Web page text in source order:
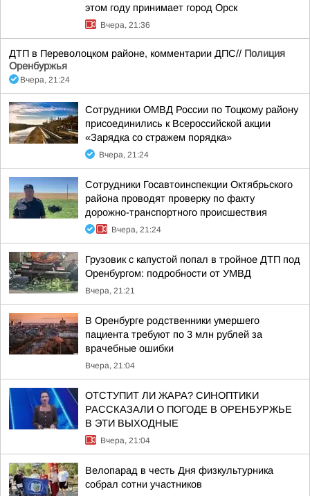
этом году принимает город Орск
Вчера, 21:36
ДТП в Переволоцком районе, комментарии ДПС// Полиция
Оренбуржья
Вчера, 21:24
Сотрудники ОМВД России по Тоцкому району
присоединились к Всероссийской акции
«Зарядка со стражем порядка»
Вчера, 21:24
Сотрудники Госавтоинспекции Октябрьского
района проводят проверку по факту
дорожно-транспортного происшествия
Вчера, 21:24
Грузовик с капустой попал в тройное ДТП под
Оренбургом: подробности от УМВД
Вчера, 21:21
В Оренбурге родственники умершего
пациента требуют по 3 млн рублей за
врачебные ошибки
Вчера, 21:04
ОТСТУПИТ ЛИ ЖАРА? СИНОПТИКИ
РАССКАЗАЛИ О ПОГОДЕ В ОРЕНБУРЖЬЕ
В ЭТИ ВЫХОДНЫЕ
Вчера, 21:04
Велопарад в честь Дня физкультурника
собрал сотни участников